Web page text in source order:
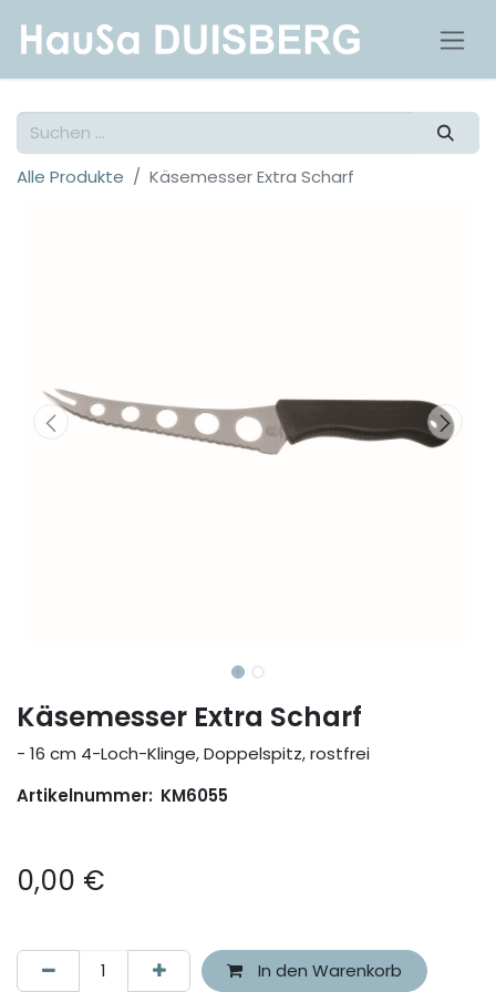
Alle Produkte Käsemesser Extra Scharf
Käsemesser Extra Scharf
- 16 cm 4-Loch-Klinge, Doppelspitz, rostfrei
Artikelnummer: KM6055
0,00 €
In den Warenkorb